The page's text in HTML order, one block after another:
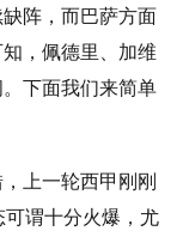
阵，而巴萨方面
，佩德里、加维
下面我们来简单
上一轮西甲刚刚
谓十分火爆，尤